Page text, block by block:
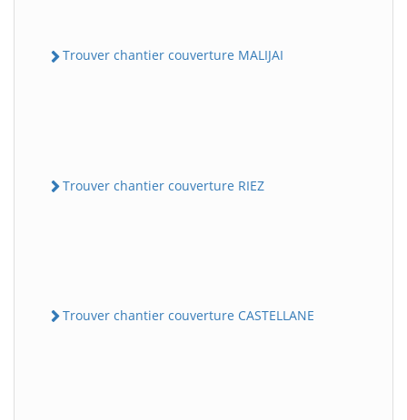
Trouver chantier couverture MALIJAI
Trouver chantier couverture RIEZ
Trouver chantier couverture CASTELLANE